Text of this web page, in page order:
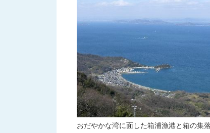
おだやかな湾に面した箱浦漁港と箱の集落